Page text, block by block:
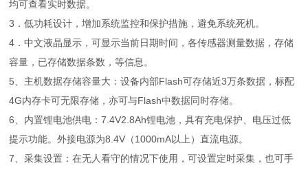
均可查看实时数据。
3．低功耗设计，增加系统监控和保护措施，避免系统死机。
4．中文液晶显示，可显示当前日期时间，各传感器测量数据，存储
容量，已存储数据条数，等信息。
5、主机数据存储容量大：设备内部Flash可存储近3万条数据，标配
4G内存卡可无限存储，亦可与Flash中数据同时存储。
6、内置锂电池供电：7.4V2.8Ah锂电池，具有充电保护、电压过低
提示功能。外接电源为8.4V（1000mA以上）直流电源。
7、采集设置：在无人看守的情况下使用，可设置定时采集，也可手